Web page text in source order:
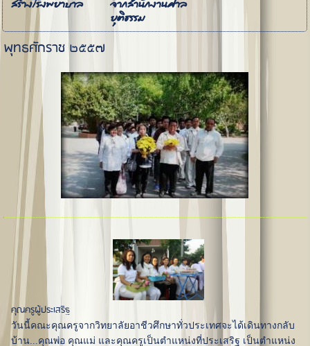
สร้างโรงพยาบาล จากสำนักงานศาล
ยุติธรรม
พุทธศักราช ๒๕๕๗
คุณครูผู้ประเสริฐ
วันนี้คณะคุณครูจากวิทยาลัยอาชีวศึกษาทั่วประเทศจะได้เดินทางกลับ
บ้าน...คุณพ่อ คุณแม่ และคุณครูเป็นตำแหน่งที่ประเสริฐ เป็นตำแหน่ง